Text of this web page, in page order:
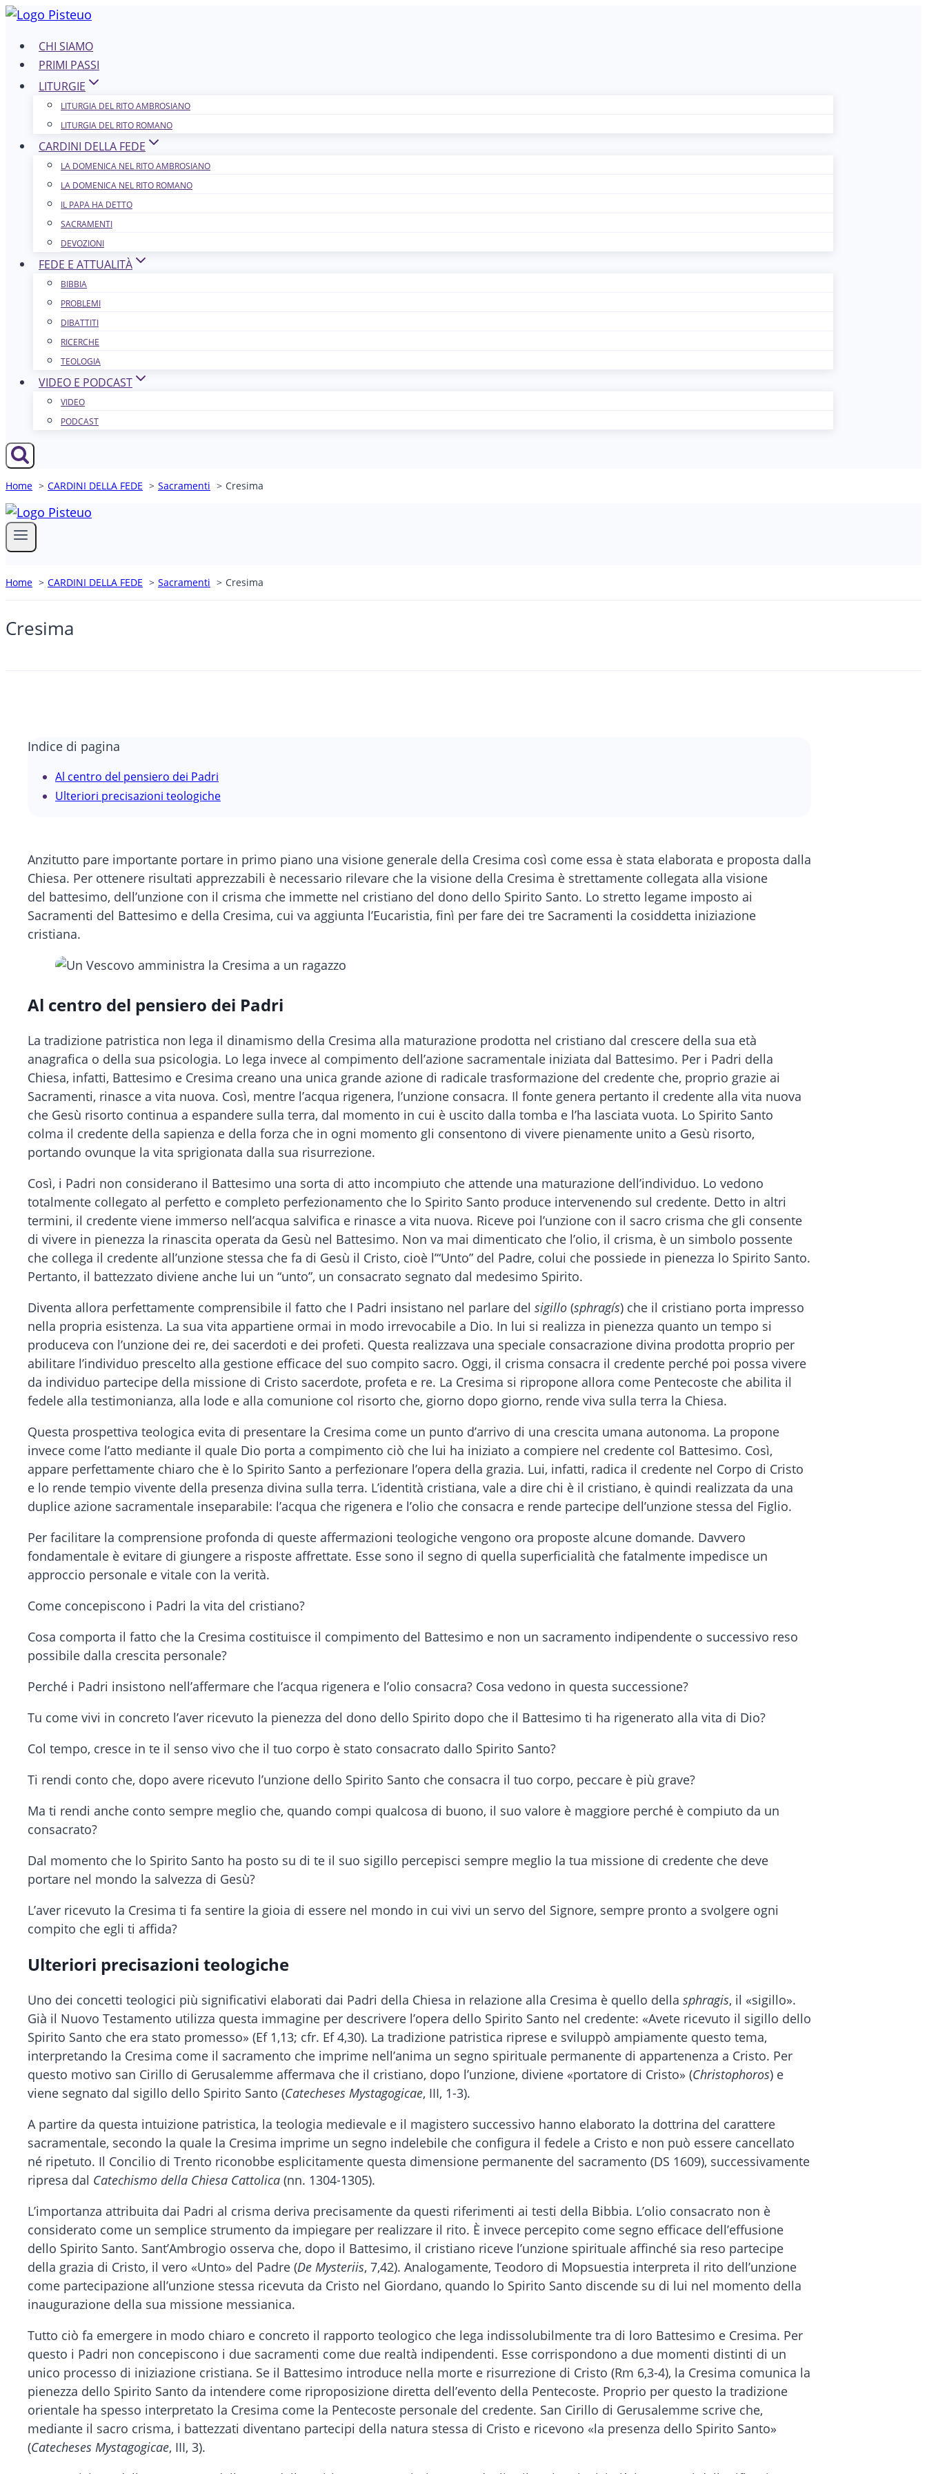
Salta
contenutoCHI SIAMO
PRIMI PASSI
LITURGIE
LITURGIA DEL RITO AMBROSIANO
LITURGIA DEL RITO ROMANO
CARDINI DELLA FEDE
LA DOMENICA NEL R​​​​​​ITO AMBROSIANO
LA DOMENICA NEL RITO ROMANO
IL PAPA HA DETTO
SACRAMENTI
DEVOZIONI
FEDE E ATTUALITÀ
BIBBIA
PROBLEMI
DIBATTITI
RICERCHE
TEOLOGIA
VIDEO E PODCAST
VIDEO
PODCAST
Home CARDINI DELLA FEDE Sacramenti Cresima
Home CARDINI DELLA FEDE Sacramenti Cresima
Cresima
Indice di pagina
Al centro del pensiero dei Padri
Ulteriori precisazioni teologiche
Anzitutto pare importante portare in primo piano una visione generale della Cresima così come essa è stata elaborata e proposta dalla
Chiesa. Per ottenere risultati apprezzabili è necessario rilevare che la visione della Cresima è strettamente collegata alla visione
del battesimo, dell’unzione con il crisma che immette nel cristiano del dono dello Spirito Santo. Lo stretto legame imposto ai
Sacramenti del Battesimo e della Cresima, cui va aggiunta l’Eucaristia, finì per fare dei tre Sacramenti la cosiddetta iniziazione
cristiana.
Al centro del pensiero dei Padri
La tradizione patristica non lega il dinamismo della Cresima alla maturazione prodotta nel cristiano dal crescere della sua età
anagrafica o della sua psicologia. Lo lega invece al compimento dell’azione sacramentale iniziata dal Battesimo. Per i Padri della
Chiesa, infatti, Battesimo e Cresima creano una unica grande azione di radicale trasformazione del credente che, proprio grazie ai
Sacramenti, rinasce a vita nuova. Così, mentre l’acqua rigenera, l’unzione consacra. Il fonte genera pertanto il credente alla vita nuova
che Gesù risorto continua a espandere sulla terra, dal momento in cui è uscito dalla tomba e l’ha lasciata vuota. Lo Spirito Santo
colma il credente della sapienza e della forza che in ogni momento gli consentono di vivere pienamente unito a Gesù risorto,
portando ovunque la vita sprigionata dalla sua risurrezione.
Così, i Padri non considerano il Battesimo una sorta di atto incompiuto che attende una maturazione dell’individuo. Lo vedono
totalmente collegato al perfetto e completo perfezionamento che lo Spirito Santo produce intervenendo sul credente. Detto in altri
termini, il credente viene immerso nell’acqua salvifica e rinasce a vita nuova. Riceve poi l’unzione con il sacro crisma che gli consente
di vivere in pienezza la rinascita operata da Gesù nel Battesimo. Non va mai dimenticato che l’olio, il crisma, è un simbolo possente
che collega il credente all’unzione stessa che fa di Gesù il Cristo, cioè l’“Unto” del Padre, colui che possiede in pienezza lo Spirito Santo.
Pertanto, il battezzato diviene anche lui un “unto”, un consacrato segnato dal medesimo Spirito.
Diventa allora perfettamente comprensibile il fatto che I Padri insistano nel parlare del sigillo (sphragís) che il cristiano porta impresso
nella propria esistenza. La sua vita appartiene ormai in modo irrevocabile a Dio. In lui si realizza in pienezza quanto un tempo si
produceva con l’unzione dei re, dei sacerdoti e dei profeti. Questa realizzava una speciale consacrazione divina prodotta proprio per
abilitare l’individuo prescelto alla gestione efficace del suo compito sacro. Oggi, il crisma consacra il credente perché poi possa vivere
da individuo partecipe della missione di Cristo sacerdote, profeta e re. La Cresima si ripropone allora come Pentecoste che abilita il
fedele alla testimonianza, alla lode e alla comunione col risorto che, giorno dopo giorno, rende viva sulla terra la Chiesa.
Questa prospettiva teologica evita di presentare la Cresima come un punto d’arrivo di una crescita umana autonoma. La propone
invece come l’atto mediante il quale Dio porta a compimento ciò che lui ha iniziato a compiere nel credente col Battesimo. Così,
appare perfettamente chiaro che è lo Spirito Santo a perfezionare l’opera della grazia. Lui, infatti, radica il credente nel Corpo di Cristo
e lo rende tempio vivente della presenza divina sulla terra. L’identità cristiana, vale a dire chi è il cristiano, è quindi realizzata da una
duplice azione sacramentale inseparabile: l’acqua che rigenera e l’olio che consacra e rende partecipe dell’unzione stessa del Figlio.
Per facilitare la comprensione profonda di queste affermazioni teologiche vengono ora proposte alcune domande. Davvero
fondamentale è evitare di giungere a risposte affrettate. Esse sono il segno di quella superficialità che fatalmente impedisce un
approccio personale e vitale con la verità.
Come concepiscono i Padri la vita del cristiano?
Cosa comporta il fatto che la Cresima costituisce il compimento del Battesimo e non un sacramento indipendente o successivo reso
possibile dalla crescita personale?
Perché i Padri insistono nell’affermare che l’acqua rigenera e l’olio consacra? Cosa vedono in questa successione?
Tu come vivi in concreto l’aver ricevuto la pienezza del dono dello Spirito dopo che il Battesimo ti ha rigenerato alla vita di Dio?
Col tempo, cresce in te il senso vivo che il tuo corpo è stato consacrato dallo Spirito Santo?
Ti rendi conto che, dopo avere ricevuto l’unzione dello Spirito Santo che consacra il tuo corpo, peccare è più grave?
Ma ti rendi anche conto sempre meglio che, quando compi qualcosa di buono, il suo valore è maggiore perché è compiuto da un
consacrato?
Dal momento che lo Spirito Santo ha posto su di te il suo sigillo percepisci sempre meglio la tua missione di credente che deve
portare nel mondo la salvezza di Gesù?
L’aver ricevuto la Cresima ti fa sentire la gioia di essere nel mondo in cui vivi un servo del Signore, sempre pronto a svolgere ogni
compito che egli ti affida?
Ulteriori precisazioni teologiche
Uno dei concetti teologici più significativi elaborati dai Padri della Chiesa in relazione alla Cresima è quello della sphragis, il «sigillo».
Già il Nuovo Testamento utilizza questa immagine per descrivere l’opera dello Spirito Santo nel credente: «Avete ricevuto il sigillo dello
Spirito Santo che era stato promesso» (Ef 1,13; cfr. Ef 4,30). La tradizione patristica riprese e sviluppò ampiamente questo tema,
interpretando la Cresima come il sacramento che imprime nell’anima un segno spirituale permanente di appartenenza a Cristo. Per
questo motivo san Cirillo di Gerusalemme affermava che il cristiano, dopo l’unzione, diviene «portatore di Cristo» (Christophoros) e
viene segnato dal sigillo dello Spirito Santo (Catecheses Mystagogicae, III, 1-3).
A partire da questa intuizione patristica, la teologia medievale e il magistero successivo hanno elaborato la dottrina del carattere
sacramentale, secondo la quale la Cresima imprime un segno indelebile che configura il fedele a Cristo e non può essere cancellato
né ripetuto. Il Concilio di Trento riconobbe esplicitamente questa dimensione permanente del sacramento (DS 1609), successivamente
ripresa dal Catechismo della Chiesa Cattolica (nn. 1304-1305).
L’importanza attribuita dai Padri al crisma deriva precisamente da questi riferimenti ai testi della Bibbia. L’olio consacrato non è
considerato come un semplice strumento da impiegare per realizzare il rito. È invece percepito come segno efficace dell’effusione
dello Spirito Santo. Sant’Ambrogio osserva che, dopo il Battesimo, il cristiano riceve l’unzione spirituale affinché sia reso partecipe
della grazia di Cristo, il vero «Unto» del Padre (De Mysteriis, 7,42). Analogamente, Teodoro di Mopsuestia interpreta il rito dell’unzione
come partecipazione all’unzione stessa ricevuta da Cristo nel Giordano, quando lo Spirito Santo discende su di lui nel momento della
inaugurazione della sua missione messianica.
Tutto ciò fa emergere in modo chiaro e concreto il rapporto teologico che lega indissolubilmente tra di loro Battesimo e Cresima. Per
questo i Padri non concepiscono i due sacramenti come due realtà indipendenti. Esse corrispondono a due momenti distinti di un
unico processo di iniziazione cristiana. Se il Battesimo introduce nella morte e risurrezione di Cristo (Rm 6,3-4), la Cresima comunica la
pienezza dello Spirito Santo da intendere come riproposizione diretta dell’evento della Pentecoste. Proprio per questo la tradizione
orientale ha spesso interpretato la Cresima come la Pentecoste personale del credente. San Cirillo di Gerusalemme scrive che,
mediante il sacro crisma, i battezzati diventano partecipi della natura stessa di Cristo e ricevono «la presenza dello Spirito Santo»
(Catecheses Mystagogicae, III, 3).